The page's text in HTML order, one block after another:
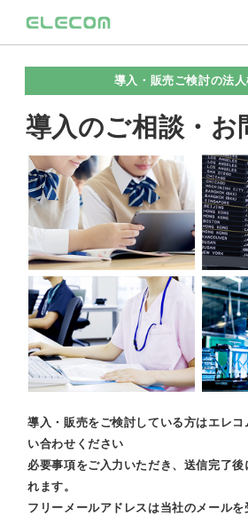
導入・販売ご検討の法
導入のご相談・お
導入・販売をご検討している方はエレ
い合わせください
必要事項をご入力いただき、送信完了後
れます。
フリーメールアドレスは当社のメール